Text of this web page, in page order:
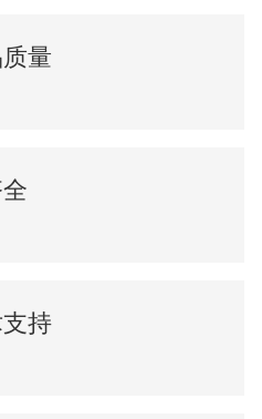
量
持